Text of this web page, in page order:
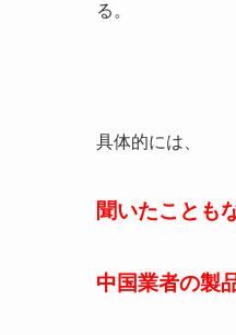
る。
具体的には、
聞いたことも
中国業者の製